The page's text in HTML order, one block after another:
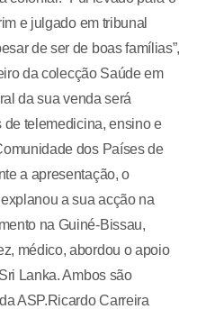
e julgado em tribunal
de ser de boas famílias”,
da colecção Saúde em
da sua venda será
telemedicina, ensino e
dos Países de
a apresentação, o
a sua acção na
na Guiné-Bissau,
médico, abordou o apoio
Lanka. Ambos são
ASP.Ricardo Carreira